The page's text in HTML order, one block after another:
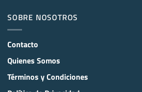
SOBRE NOSOTROS
Contacto
Quienes Somos
Términos y Condiciones